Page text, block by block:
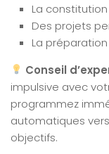
La
Des projets
La
Conseil
impulsive avec
programmez
automatiques
objectifs.